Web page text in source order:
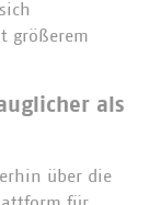
größerem
als
über die